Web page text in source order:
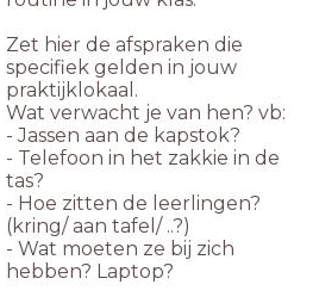
Zet hier de afspraken die
specifiek gelden in jouw
praktijklokaal.
Wat verwacht je van hen? vb:
- Jassen aan de kapstok?
- Telefoon in het zakkie in de
tas?
- Hoe zitten de leerlingen?
(kring/ aan tafel/ ..?)
- Wat moeten ze bij zich
hebben? Laptop?